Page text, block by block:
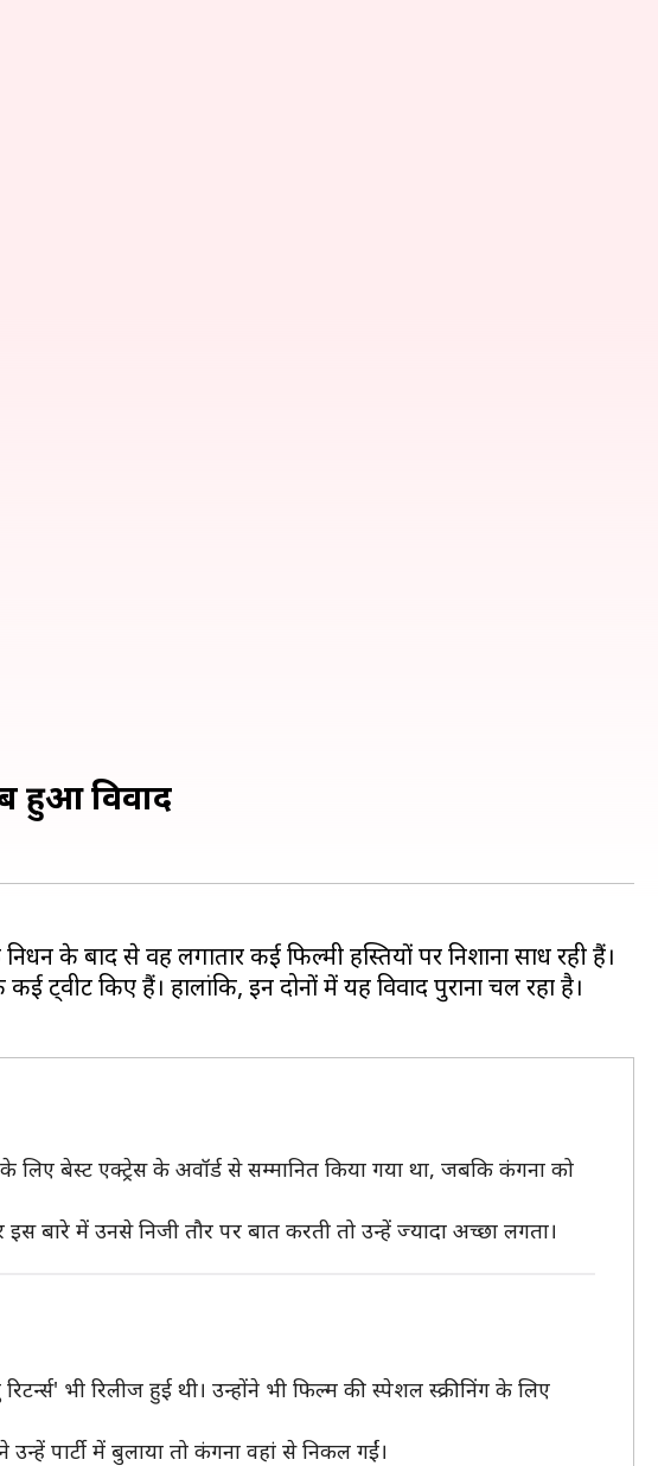
हुआ विवाद
के बाद से वह लगातार कई फिल्मी हस्तियों पर निशाना साध रही हैं।
ट्वीट किए हैं। हालांकि, इन दोनों में यह विवाद पुराना चल रहा है।
बेस्ट एक्ट्रेस के अवॉर्ड से सम्मानित किया गया था, जबकि कंगना को
बारे में उनसे निजी तौर पर बात करती तो उन्हें ज्यादा अच्छा लगता।
भी रिलीज हुई थी। उन्होंने भी फिल्म की स्पेशल स्क्रीनिंग के लिए
पार्टी में बुलाया तो कंगना वहां से निकल गईं।